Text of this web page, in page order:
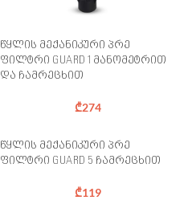
წყლის მექანიკური პრე
ფილტრი GUARD 1 მანომეტრით
და ჩამრეცხით
₾274
წყლის მექანიკური პრე
ფილტრი GUARD 5 ჩამრეცხით
₾119